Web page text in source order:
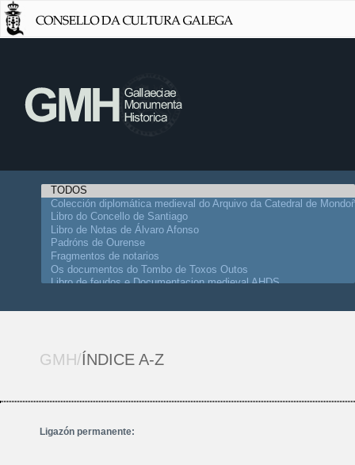
GMH/ÍNDICE A-Z
Ligazón permanente: